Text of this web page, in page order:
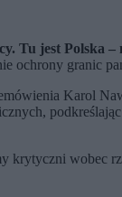
Tu jest Polska
ochrony granic
Karol
krytyczni wobec